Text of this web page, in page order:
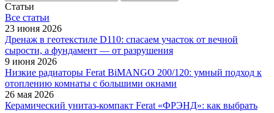
Статьи
Все cтатьи
23 июня 2026
Дренаж в геотекстиле D110: спасаем участок от вечной
сырости, а фундамент — от разрушения
9 июня 2026
Низкие радиаторы Ferat BiMANGO 200/120: умный подход к
отоплению комнаты с большими окнами
26 мая 2026
Керамический унитаз-компакт Ferat «ФРЭНД»: как выбрать